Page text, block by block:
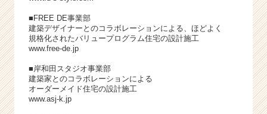
■FREE DE事業部
建築デザイナーとのコラボレーションによる、ほどよく
規格化されたバリュープログラム住宅の設計施工
www.free-de.jp
■岸和田スタジオ事業部
建築家とのコラボレーションによる
オーダーメイド住宅の設計施工
www.asj-k.jp